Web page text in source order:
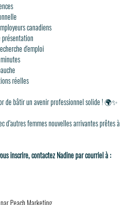
canadiens
d'emploi
réelles
de bâtir un avenir professionnel solide ! 🌍✨
femmes nouvelles arrivantes prêtes à
inscrire, contactez Nadine par courriel à :
Peach Marketing